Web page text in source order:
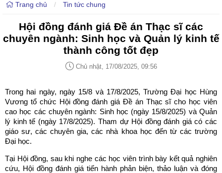
Trang chủ / Tin tức chung
Hội đồng đánh giá Đề án Thạc sĩ các
chuyên ngành: Sinh học và Quản lý kinh tế
thành công tốt đẹp
Chủ nhật, 17/08/2025, 09:56
Trong hai ngày, ngày 15/8 và 17/8/2025, Trường Đại học Hùng
Vương tổ chức Hội đồng đánh giá Đề án Thạc sĩ cho học viên
cao học các chuyên ngành: Sinh học (ngày 15/8/2025) và Quản
lý kinh tế (ngày 17/8/2025). Tham dự Hội đồng đánh giá có các
giáo sư, các chuyên gia, các nhà khoa học đến từ các trường
Đại học.
Tại Hội đồng, sau khi nghe các học viên trình bày kết quả nghiên
cứu, Hội đồng đánh giá tiến hành phản biện, thảo luận và đóng